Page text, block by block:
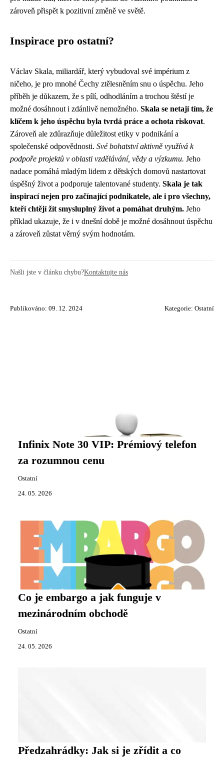
zároveň přispět k pozitivní změně ve světě.
Inspirace pro ostatní?
Václav Skala, miliardář, který vybudoval své impérium z
ničeho, je pro mnohé Čechy ztělesněním snu o úspěchu. Jeho
příběh je důkazem, že s pílí, odhodláním a trochou štěstí je
možné dosáhnout i zdánlivě nemožného. Skala se netají tím, že
klíčem k jeho úspěchu byla tvrdá práce a ochota riskovat.
Zároveň ale zdůrazňuje důležitost etiky v podnikání a
společenské odpovědnosti. Své bohatství aktivně využívá k
podpoře projektů v oblasti vzdělávání, vědy a výzkumu. Jeho
nadace pomáhá mladým lidem z dětských domovů nastartovat
úspěšný život a podporuje talentované studenty. Skala je tak
inspirací nejen pro začínající podnikatele, ale i pro všechny,
kteří chtějí žít smysluplný život a pomáhat druhým. Jeho
příklad ukazuje, že i v dnešní době je možné dosáhnout úspěchu
a zároveň zůstat věrný svým hodnotám.
Našli jste v článku chybu?Kontaktujte nás
Publikováno: 09. 12. 2024 Kategorie: Ostatní
Infinix Note 30 VIP: Prémiový telefon
za rozumnou cenu
Ostatní
24. 05. 2026
Co je embargo a jak funguje v
mezinárodním obchodě
Ostatní
24. 05. 2026
Předzahrádky: Jak si je zřídit a co